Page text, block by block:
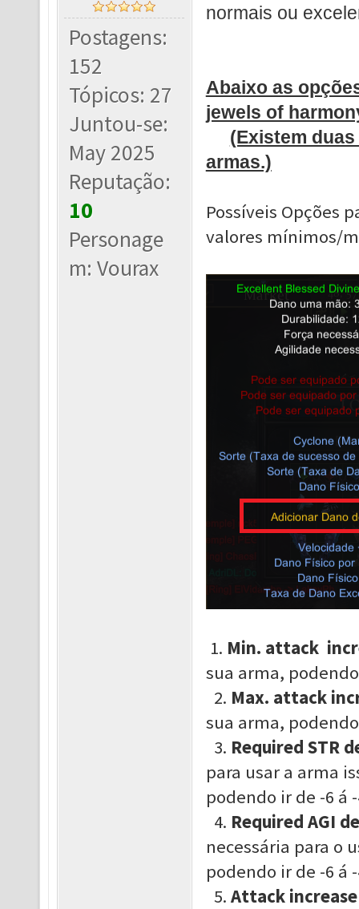
Postagens:
152
Tópicos: 27
Juntou-se:
May 2025
Reputação:
10
Personage
m: Vourax
normais ou
Abaixo as
jewels of
(Existem
armas.)
Possíveis Opções
valores mínimos/
1. Min. attack
sua arma,
2. Max. attack
sua arma,
3. Required STR
para usar a arma
podendo ir de -6 á
4. Required AGI
necessária para o
podendo ir de -6 á
5. Attack increase